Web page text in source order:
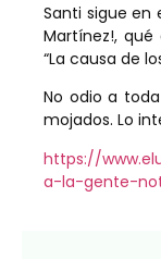
Santi sigue en
Martínez!,
“La causa de
No odio a
mojados. Lo
https://
a-la-gente-